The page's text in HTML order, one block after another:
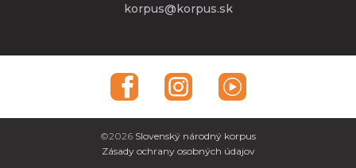
korpus@korpus.sk
©2026 Slovenský národný korpus
Zásady ochrany osobných údajov